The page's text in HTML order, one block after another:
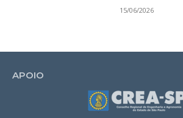
15/06/2026
APOIO